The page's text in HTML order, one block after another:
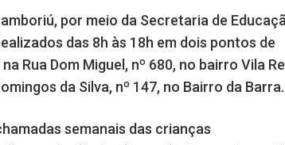
por meio da Secretaria de
das 8h às 18h em dois pontos de
Rua Dom Miguel, nº 680, no bairro Vila
da Silva, nº 147, no Bairro da Barra.
semanais das crianças